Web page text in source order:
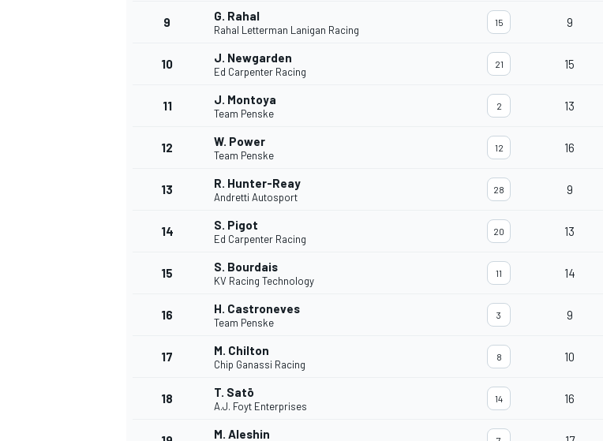
MONOPOSTO
9 G. Rahal
Rahal Letterman Lanigan Racing
15 9
10 J. Newgarden
Ed Carpenter Racing
21 15
11 J. Montoya
Team Penske
2 13
12 W. Power
Team Penske
12 16
13 R. Hunter-Reay
Andretti Autosport
28 9
14 S. Pigot
Ed Carpenter Racing
20 13
15 S. Bourdais
KV Racing Technology
11 14
16 H. Castroneves
Team Penske
3 9
17 M. Chilton
Chip Ganassi Racing
8 10
18 T. Satō
A.J. Foyt Enterprises
14 16
M. Aleshin